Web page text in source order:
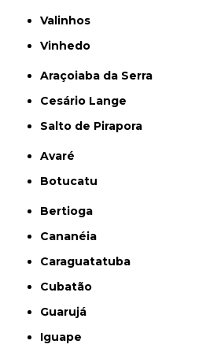
Valinhos
Vinhedo
Araçoiaba da Serra
Cesário Lange
Salto de Pirapora
Avaré
Botucatu
Bertioga
Cananéia
Caraguatatuba
Cubatão
Guarujá
Iguape